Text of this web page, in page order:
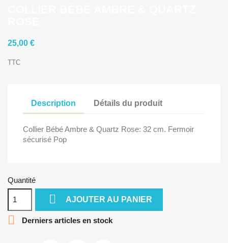
25,00 €
TTC
Description Détails du produit
Collier Bébé Ambre & Quartz Rose: 32 cm. Fermoir
sécurisé Pop
Quantité
 AJOUTER AU PANIER
 Derniers articles en stock